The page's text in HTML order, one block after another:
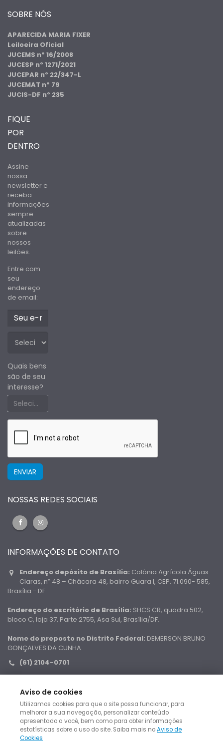
Aviso de cookies
Utilizamos cookies para que o site possa funcionar, para
melhorar a sua navegação, personalizar conteúdo
apresentado a você, bem como para obter informações
estatísticas sobre o uso do site. Saiba mais noAviso de
Cookies
SOBRE NÓS
APARECIDA MARIA FIXER
Leiloeira Oficial
JUCEMS nº 16/2008
JUCESP nº 1271/2021
JUCEPAR nº 22/347-L
JUCEMAT nº 79
JUCIS-DF nº 235
FIQUE
POR
DENTRO
Assine
nossa
newsletter e
receba
informações
sempre
atualizadas
sobre
nossos
leilões.
Entre com
seu
endereço
de email:
Quais bens
são de seu
interesse?
Selecione um estado primeiro
NOSSAS REDES SOCIAIS
INFORMAÇÕES DE CONTATO
Endereço depósito de Brasília: Colônia Agrícola Águas
Claras, nº 48 – Chácara 48, bairro Guara I, CEP. 71.090- 585,
Brasília - DF
Endereço do escritório de Brasília: SHCS CR, quadra 502,
bloco C, loja 37, Parte 2755, Asa Sul, Brasília/DF.
Nome do preposto no Distrito Federal: DEMERSON BRUNO
GONÇALVES DA CUNHA
(61) 2104-0701
0800 500 9915
contato@cidafixerleiloes.com.br